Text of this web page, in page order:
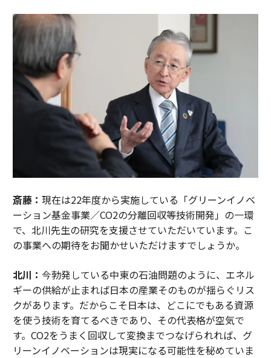
斎藤： 現在は22年度から実施している「グリーンイノベ
ーション基金事業／CO2の分離回収等技術開発」の一環
で、北川先生の研究を支援させていただいています。こ
の事業への期待をお聞かせいただけますでしょうか。
北川： 今勃発している中東の石油問題のように、エネル
ギーの供給が止まれば日本の産業そのものが揺らぐリス
クがあります。だからこそ日本は、どこにでもある資源
を使う技術を育てるべきであり、その代表格が空気で
す。CO2をうまく回収して変換までつなげられれば、グ
リーンイノベーションは現実になる可能性を秘めていま